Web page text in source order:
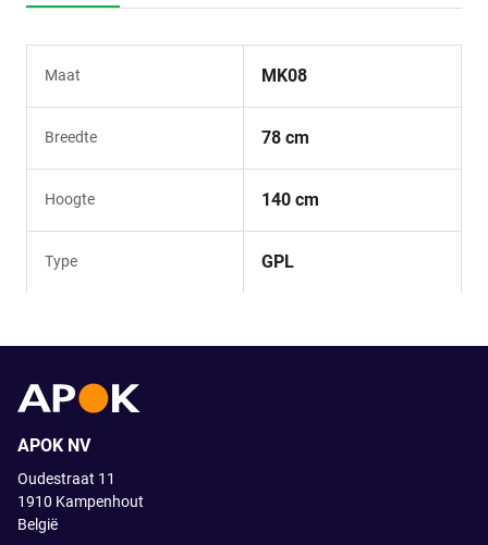
Maat MK08
Breedte 78 cm
Hoogte 140 cm
Type GPL
APOK NV
Oudestraat 11
1910 Kampenhout
België